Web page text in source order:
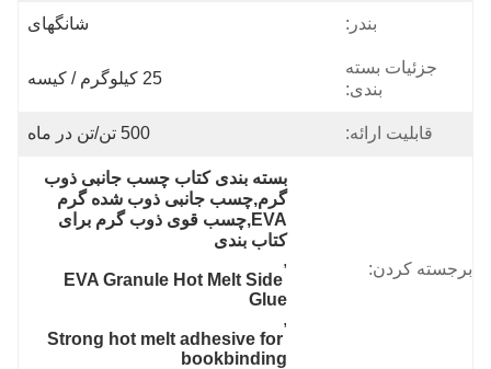
بندر: شانگهای
جزئیات بسته
بندی:
25 کیلوگرم / کیسه
قابلیت ارائه: 500 تن/تن در ماه
برجسته کردن:
بسته بندی کتاب چسب جانبی ذوب
گرم,چسب جانبی ذوب شده گرم
EVA,چسب قوی ذوب گرم برای
کتاب بندی
,
EVA Granule Hot Melt Side
Glue
,
Strong hot melt adhesive for
bookbinding